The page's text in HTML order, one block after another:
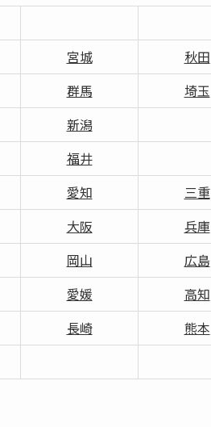
宮城 秋田
群馬 埼玉
新潟
福井
愛知
三重
大阪 兵庫
岡山 広島
愛媛
高知
長崎 熊本